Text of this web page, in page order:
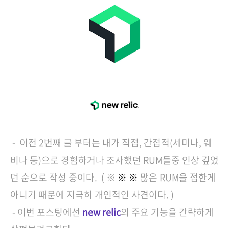
- 이전 2번째 글 부터는 내가 직접, 간접적(세미나, 웨
비나 등)으로 경험하거나 조사했던 RUM들중 인상 깊었
던 순으로 작성 중이다. ( ※ ※ ※ 많은 RUM을 접한게
아니기 때문에 지극히 개인적인 사견이다. )
- 이번 포스팅에선 new relic의 주요 기능을 간략하게